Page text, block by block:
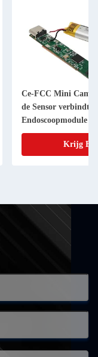
Ce-FCC Mini
de Sensor verbindt
Endoscoopmodule
Krijg